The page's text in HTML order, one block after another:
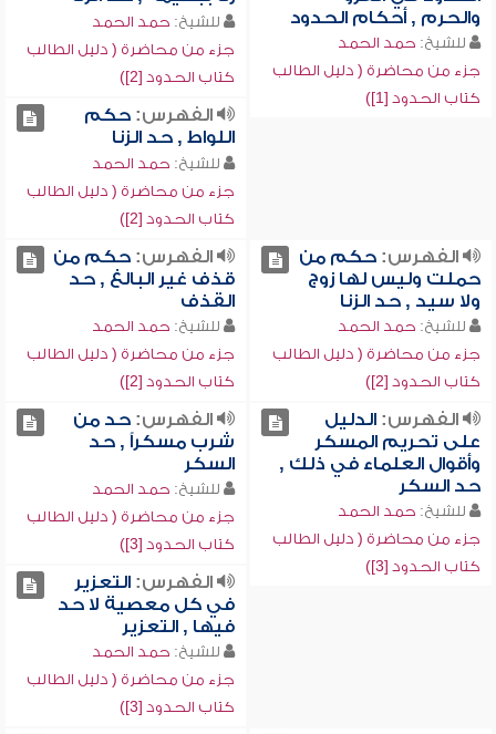
والحرم , أحكام الحدود
للشيخ: حمد الحمد
جزء من محاضرة ( دليل الطالب
كتاب الحدود [1])
للشيخ: حمد الحمد
جزء من محاضرة ( دليل الطالب
كتاب الحدود [2])
الفهرس:حكم
اللواط , حد الزنا
للشيخ: حمد الحمد
جزء من محاضرة ( دليل الطالب
كتاب الحدود [2])
الفهرس:حكم من
حملت وليس لها زوج
ولا سيد , حد الزنا
للشيخ: حمد الحمد
جزء من محاضرة ( دليل الطالب
كتاب الحدود [2])
الفهرس:حكم من
قذف غير البالغ , حد
القذف
للشيخ: حمد الحمد
جزء من محاضرة ( دليل الطالب
كتاب الحدود [2])
الفهرس:الدليل
على تحريم المسكر
وأقوال العلماء في ذلك ,
حد السكر
للشيخ: حمد الحمد
جزء من محاضرة ( دليل الطالب
كتاب الحدود [3])
الفهرس:حد من
شرب مسكراً , حد
السكر
للشيخ: حمد الحمد
جزء من محاضرة ( دليل الطالب
كتاب الحدود [3])
الفهرس:التعزير
في كل معصية لا حد
فيها , التعزير
للشيخ: حمد الحمد
جزء من محاضرة ( دليل الطالب
كتاب الحدود [3])